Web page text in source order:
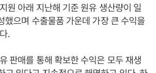
원 아래 지난해 기준 원유 생산량이 일
했으며 수출물품 가운데 가장 큰 수익을
.
판매를 통해 확보한 수익은 모두 재생